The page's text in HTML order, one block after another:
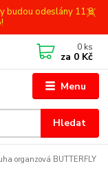
budou odeslány 11.8.
Menu
Hledat
0 ks
za 0 Kč
organzová BUTTERFLY